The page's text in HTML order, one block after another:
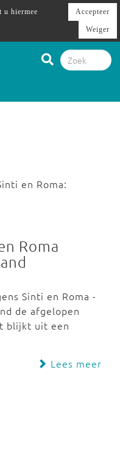
en Roma:
Roma
Sinti en Roma -
de afgelopen
blijkt uit een
Lees meer
u hiermee
Accepteer
Weiger